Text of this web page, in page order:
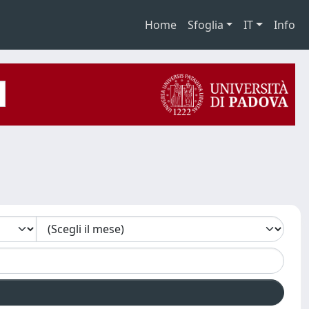
Home Sfoglia IT Info